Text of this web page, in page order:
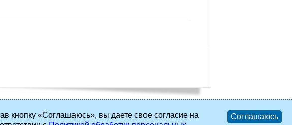
кнопку «Соглашаюсь», вы даете свое согласие на
Соглашаюсь